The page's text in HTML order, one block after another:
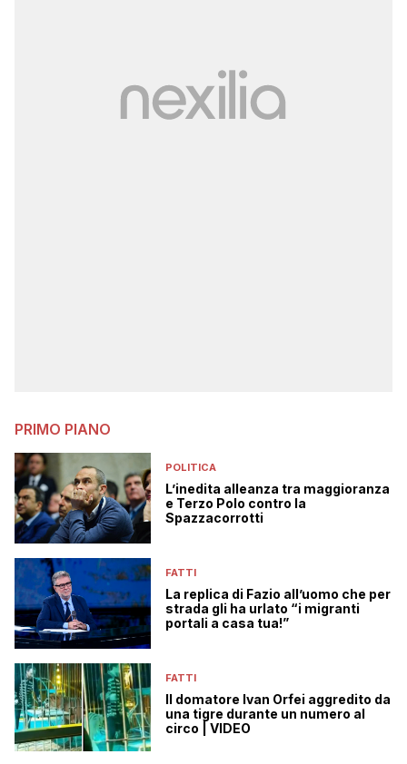
PRIMO PIANO
POLITICA
L’inedita alleanza tra maggioranza
e Terzo Polo contro la
Spazzacorrotti
FATTI
La replica di Fazio all’uomo che per
strada gli ha urlato “i migranti
portali a casa tua!”
FATTI
Il domatore Ivan Orfei aggredito da
una tigre durante un numero al
circo | VIDEO